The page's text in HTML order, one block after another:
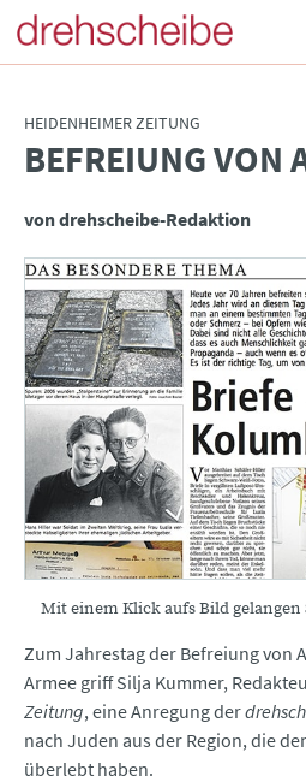
HEIDENHEIMER ZEITUNG
:BEFREIUNG VON
von drehscheibe-Redaktion
Mit einem Klick aufs Bild gelangen
Zum Jahrestag der Befreiung von
Armee griff Silja Kummer,
Zeitung, eine Anregung der
nach Juden aus der Region, die
überlebt haben.